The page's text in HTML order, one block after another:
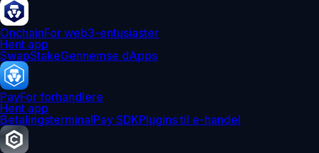
OnchainFor web3-entusiaster
Hent app
SwapStakeGennemse dApps
PayFor forhandlere
Hent app
BetalingsterminalPay SDKPlugins til e-handel